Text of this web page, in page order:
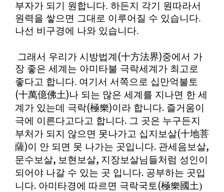
부자가 되기 원합니다. 하든지 각기 원따라서
원력을 쌓으면 그대로 이루어질 수 있습니다.
나선 비구경에 나와 있습니다.
그래서 우리가 시방법계 (十方法界)중에서 가
장 좋은 세계는 아미타불 극락세계가 최고로
좋다고 합니다. 여기서 서쪽으로 십만억불토
(十萬億佛土)나 되는 많은 세계를 지나면 한 세
계가 있는데 극락(極樂)이라 합니다. 즐거움이
극에 이른다고다고 합니다. 그 곳은 누구든지
부처가 되지 않으면 못나가고 십지보살(十地菩
薩)이 안 되면 못 나가는 곳입니다. 관세음보살,
문수보살, 보현보살, 지장보살님들처럼 성인이
되어야 나갈 수 있는 곳 입니다. 공부하는 곳입
니다. 아미타경에 따르면 극락국토 (極樂國土)